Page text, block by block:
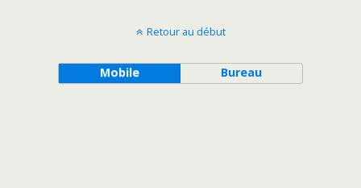
Retour au début
Mobile Bureau